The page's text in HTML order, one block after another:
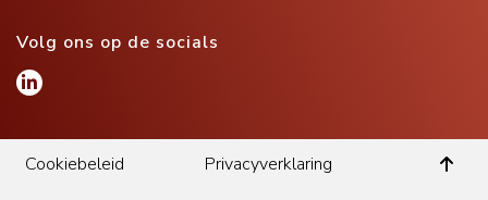
Volg ons op de socials
Cookiebeleid Privacyverklaring